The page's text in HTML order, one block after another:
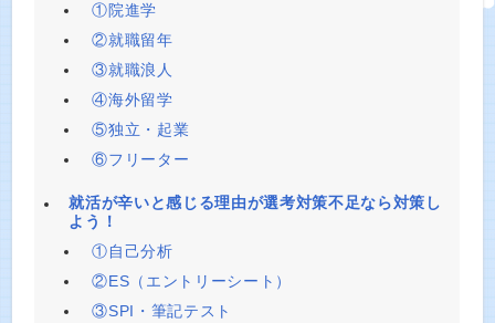
①院進学
②就職留年
③就職浪人
④海外留学
⑤独立・起業
⑥フリーター
就活が辛いと感じる理由が選考対策不足なら対策し
よう！
①自己分析
②ES（エントリーシート）
③SPI・筆記テスト